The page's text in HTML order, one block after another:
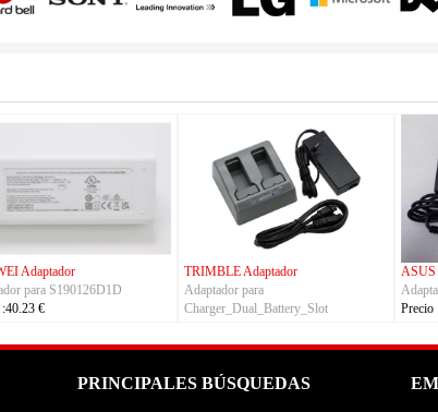
Adaptador
para S190126D1D
€
TRIMBLE Adaptador
Adaptador para
Charger_Dual_Battery_Slot
ASUS
Precio
PRINCIPALES BÚSQUEDAS